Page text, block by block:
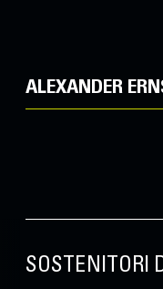
ALEXANDER
SOSTENITORI